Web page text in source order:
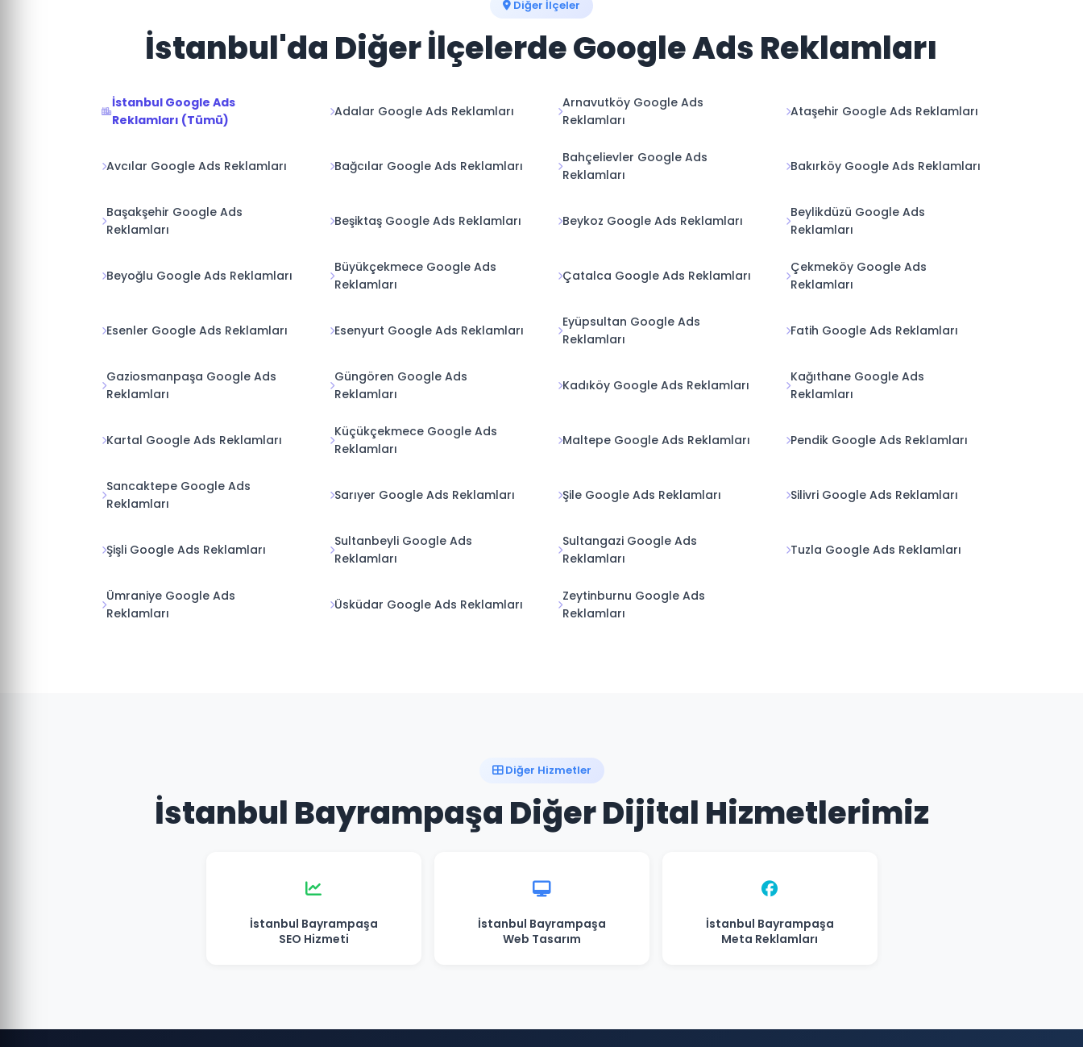
Diğer İlçeler
İstanbul'da Diğer İlçelerde Google Ads Reklamları
İstanbul Google Ads
Reklamları (Tümü)
Adalar Google Ads Reklamları
Arnavutköy Google Ads
Reklamları
Ataşehir Google Ads Reklamları
Avcılar Google Ads Reklamları Bağcılar Google Ads Reklamları
Bahçelievler Google Ads
Reklamları
Bakırköy Google Ads Reklamları
Başakşehir Google Ads
Reklamları
Beşiktaş Google Ads Reklamları Beykoz Google Ads Reklamları
Beylikdüzü Google Ads
Reklamları
Beyoğlu Google Ads Reklamları
Büyükçekmece Google Ads
Reklamları
Çatalca Google Ads Reklamları
Çekmeköy Google Ads
Reklamları
Esenler Google Ads Reklamları Esenyurt Google Ads Reklamları
Eyüpsultan Google Ads
Reklamları
Fatih Google Ads Reklamları
Gaziosmanpaşa Google Ads
Reklamları
Güngören Google Ads
Reklamları
Kadıköy Google Ads Reklamları
Kağıthane Google Ads
Reklamları
Kartal Google Ads Reklamları
Küçükçekmece Google Ads
Reklamları
Maltepe Google Ads Reklamları Pendik Google Ads Reklamları
Sancaktepe Google Ads
Reklamları
Sarıyer Google Ads Reklamları Şile Google Ads Reklamları Silivri Google Ads Reklamları
Şişli Google Ads Reklamları
Sultanbeyli Google Ads
Reklamları
Sultangazi Google Ads
Reklamları
Tuzla Google Ads Reklamları
Ümraniye Google Ads
Reklamları
Üsküdar Google Ads Reklamları
Zeytinburnu Google Ads
Reklamları
Diğer Hizmetler
İstanbul Bayrampaşa Diğer Dijital Hizmetlerimiz
İstanbul Bayrampaşa
SEO Hizmeti
İstanbul Bayrampaşa
Web Tasarım
İstanbul Bayrampaşa
Meta Reklamları